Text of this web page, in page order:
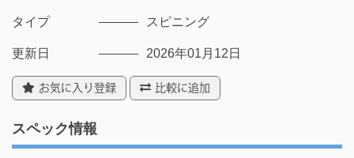
タイプ スピニング
更新日 2026年01月12日
お気に入り登録 比較に追加
スペック情報